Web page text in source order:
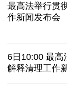
2026暑期档票
探访泰缅“死亡
最高法举行贯
作新闻发布会
6日10:00 最高
解释清理工作